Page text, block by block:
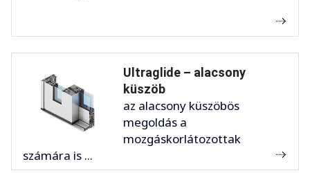
Ultraglide – alacsony
küszöb
az alacsony küszöbös
megoldás a
mozgáskorlátozottak
számára is ...